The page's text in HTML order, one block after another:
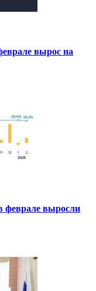
вырос на
феврале выросли